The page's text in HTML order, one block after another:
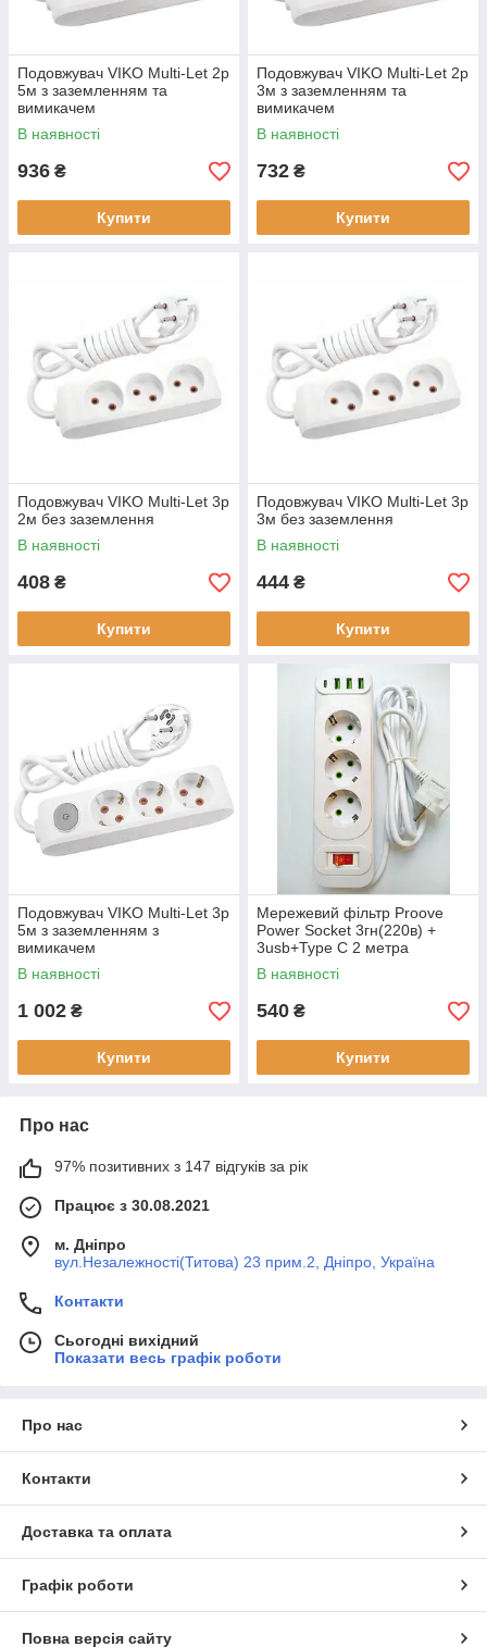
Подовжувач VIKO Multi-Let 2р
5м з заземленням та
вимикачем
В наявності
936 ₴
Купити
Подовжувач VIKO Multi-Let 2р
3м з заземленням та
вимикачем
В наявності
732 ₴
Купити
Подовжувач VIKO Multi-Let 3р
2м без заземлення
В наявності
408 ₴
Купити
Подовжувач VIKO Multi-Let 3р
3м без заземлення
В наявності
444 ₴
Купити
Подовжувач VIKO Multi-Let 3р
5м з заземленням з
вимикачем
В наявності
1 002 ₴
Купити
Мережевий фільтр Proove
Power Socket 3гн(220в) +
3usb+Type C 2 метра
В наявності
540 ₴
Купити
Про нас
97% позитивних з 147 відгуків за рік
Працює з 30.08.2021
м. Дніпро
вул.Незалежності(Титова) 23 прим.2, Дніпро, Україна
Контакти
Сьогодні вихідний
Показати весь графік роботи
Про нас
Контакти
Доставка та оплата
Графік роботи
Повна версія сайту